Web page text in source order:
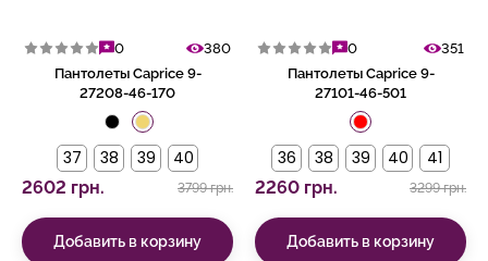
0
380
Пантолеты Caprice 9-
27208-46-170
37 38 39 40
2602 грн. 3799 грн.
Добавить в корзину
0
351
Пантолеты Caprice 9-
27101-46-501
36 38 39 40 41
2260 грн. 3299 грн.
Добавить в корзину